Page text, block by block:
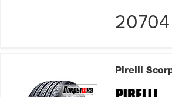
20704
Pirelli